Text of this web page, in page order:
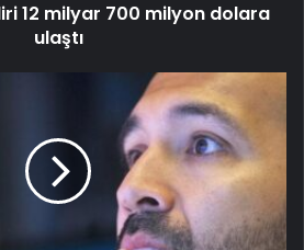
12 milyar 700 milyon dolara
ulaştı